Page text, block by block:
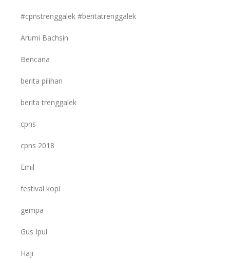
#cpnstrenggalek #beritatrenggalek
Arumi Bachsin
Bencana
berita pilihan
berita trenggalek
cpns
cpns 2018
Emil
festival kopi
gempa
Gus Ipul
Haji